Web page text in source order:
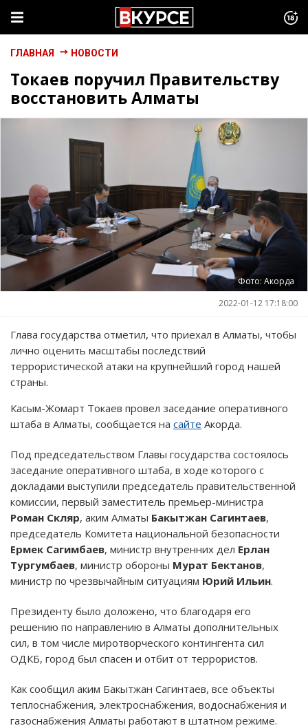
ГЛАВНАЯ НОВОСТИ
Токаев поручил Правительству
восстановить Алматы
Фото: Акорда
2022-01-12 17:18:00
Глава государства отметил, что приехал в Алматы, чтобы
лично оценить масштабы последствий
террористической атаки на крупнейший город нашей
страны.
Касым-Жомарт Токаев провел заседание оперативного
штаба в Алматы, сообщается на сайте Акорда.
Под председательством Главы государства состоялось
заседание оперативного штаба, в ходе которого с
докладами выступили председатель правительственной
комиссии, первый заместитель премьер-министра
Роман Скляр, аким Алматы Бакытжан Сагинтаев,
председатель Комитета национальной безопасности
Ермек Сагимбаев, министр внутренних дел Ерлан
Тургумбаев, министр обороны Мурат Бектанов,
министр по чрезвычайным ситуациям Юрий Ильин.
Президенту было доложено, что благодаря его
решению по направлению в Алматы дополнительных
сил, в том числе миротворческого контингента сил
ОДКБ, город был спасен и отбит от террористов.
Как сообщил аким Бакытжан Сагинтаев, все объекты
теплоснабжения, электроснабжения, водоснабжения и
газоснабжения Алматы работают в штатном режиме.